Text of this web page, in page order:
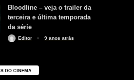
Bloodline – veja o trailer da
terceira e última temporada
da série
Editor 9 anos atrás
DO CINEMA